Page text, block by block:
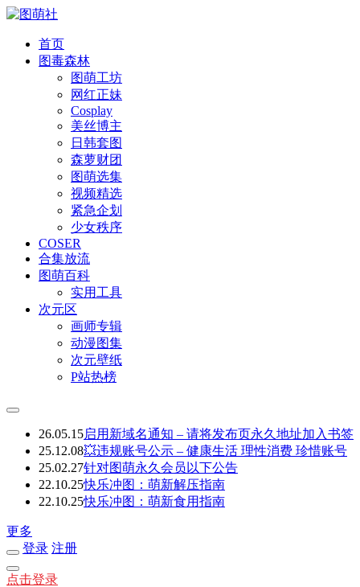
首页
图毒森林
图萌工坊
网红正妹
Cosplay
美丝博主
日韩套图
森萝财团
图萌选集
视频精选
紧急企划
少女秩序
COSER
合集放流
图萌百科
实用工具
次元区
画师专辑
动漫图集
次元壁纸
P站热榜
26.05.15启用新域名通知 – 请将发布页永久地址加入书签
25.12.08💥违规账号公示 – 健康生活 理性消费 珍惜账号
25.02.27针对图萌永久会员以下公告
22.10.25快乐冲图：萌新解压指南
22.10.25快乐冲图：萌新食用指南
更多
登录 注册
点击登录